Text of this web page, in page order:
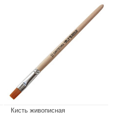
Кисть живописная